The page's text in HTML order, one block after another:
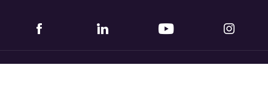
Disclaimer